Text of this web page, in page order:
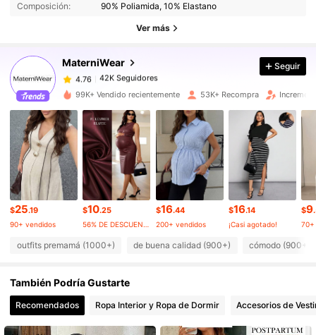
Composición:
90% Poliamida, 10% Elastano
Ver más
MaterniWear
42K Seguidores
1***3 pagóHace 1 día
4.76 42K Seguidores
4.76 42K Seguidores
4.76 42K Seguidores
4.76 42K Seguidores
42K Seguidores
Seguir
99K+ Vendido recientemente 53K+ Recompra
$25.19
90+ vendidos
$10.25
56% DE DESCUENTO
$16.44
200+ vendidos
$16.14
¡Casi agotado!
$9
70+
outfits premamá (1000+) de buena calidad (900+) cómodo (900+)
También Podría Gustarte
Recomendados Ropa Interior y Ropa de Dormir Accesorios de